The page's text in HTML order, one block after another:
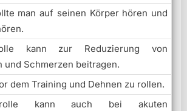
man auf seinen Körper hören und
kann zur Reduzierung von
und Schmerzen beitragen.
dem Training und Dehnen zu rollen.
kann auch bei akuten